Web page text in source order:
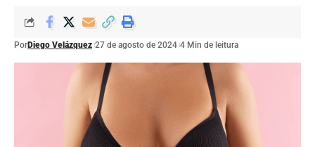
PorDiego Velázquez 27 de agosto de 2024 4 Min de leitura